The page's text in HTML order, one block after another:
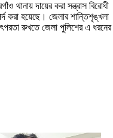
দায়ের করা সন্ত্রাস বিরোধী
করা হয়েছে। জেলার শান্তিশৃঙ্খলা
রুখতে জেলা পুলিশের এ ধরনের